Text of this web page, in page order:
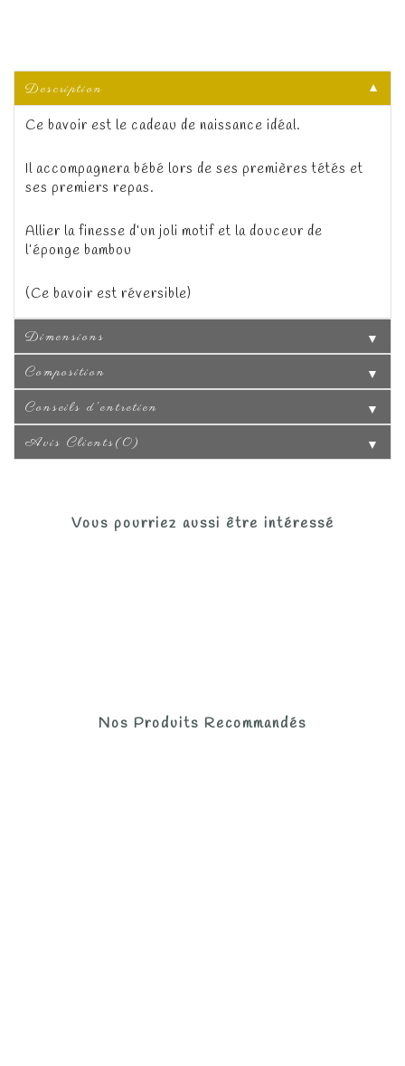
Description
▼
Ce bavoir est le cadeau de naissance idéal.
Il accompagnera bébé lors de ses premières tétés et
ses premiers repas.
Allier la finesse d’un joli motif et la douceur de
l’éponge bambou
(Ce bavoir est réversible)
Dimensions ▼
Composition ▼
Conseils d'entretien ▼
Avis Clients(0) ▼
Vous pourriez aussi être intéressé
Nos Produits Recommandés